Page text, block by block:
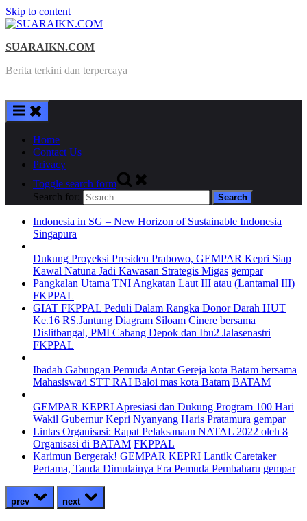
Skip to content
SUARAIKN.COM
Berita terkini dan terpercaya
Home
Contact Us
Privacy
Toggle search form
Search for:
Indonesia in SG – New Horizon of Sustainable Indonesia
Singapura
Dukung Proyeksi Presiden Prabowo, GEMPAR Kepri Siap
Kawal Natuna Jadi Kawasan Strategis Migas gempar
Pangkalan Utama TNI Angkatan Laut III atau (Lantamal III)
FKPPAL
GIAT FKPPAL Peduli Dalam Rangka Donor Darah HUT
Ke.16 RS.Jantung Diagram Siloam Cinere bersama
Dislitbangal, PMI Cabang Depok dan Ibu2 Jalasenastri
FKPPAL
Ibadah Gabungan Pemuda Antar Gereja kota Batam bersama
Mahasiswa/i STT RAI Baloi mas kota Batam BATAM
GEMPAR KEPRI Apresiasi dan Dukung Program 100 Hari
Wakil Gubernur Kepri Nyanyang Haris Pratamura gempar
Lintas Organisasi: Rapat Pelaksanaan NATAL 2022 oleh 8
Organisasi di BATAM FKPPAL
Karimun Bergerak! GEMPAR KEPRI Lantik Caretaker
Pertama, Tanda Dimulainya Era Pemuda Pembaharu gempar
prev next